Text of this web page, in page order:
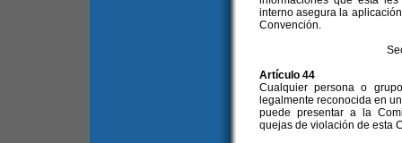
interno asegura la
Convención.
Artículo 44
Cualquier persona o
legalmente reconocida en
puede presentar a la
quejas de violación de esta